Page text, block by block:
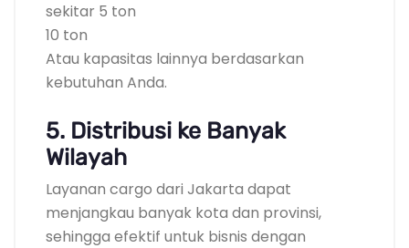
sekitar 5 ton
10 ton
Atau kapasitas lainnya berdasarkan
kebutuhan Anda.
5. Distribusi ke Banyak
Wilayah
Layanan cargo dari Jakarta dapat
menjangkau banyak kota dan provinsi,
sehingga efektif untuk bisnis dengan